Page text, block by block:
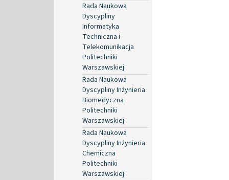
Rada Naukowa
Dyscypliny
Informatyka
Techniczna i
Telekomunikacja
Politechniki
Warszawskiej
Rada Naukowa
Dyscypliny Inżynieria
Biomedyczna
Politechniki
Warszawskiej
Rada Naukowa
Dyscypliny Inżynieria
Chemiczna
Politechniki
Warszawskiej